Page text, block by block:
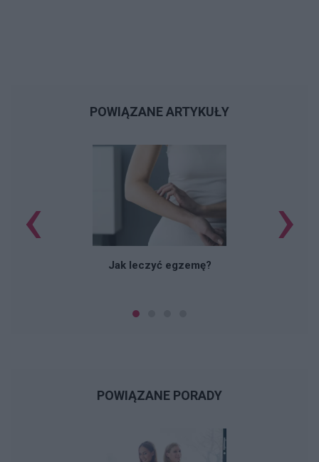
POWIĄZANE ARTYKUŁY
Jak leczyć egzemę?
‹ ›
POWIĄZANE PORADY